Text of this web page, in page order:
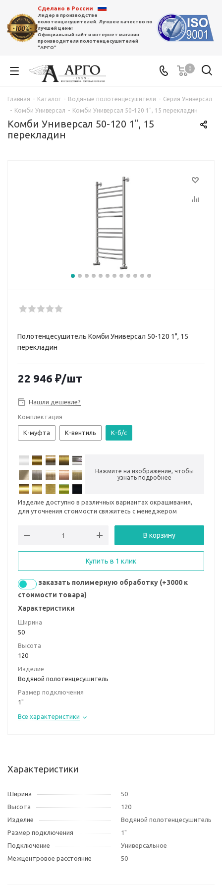
Сделано в России
Лидер в производстве
полотенцесушителей. Лучшее качество по
лучшей цене!
Официальный сайт и интернет магазин
производителя полотенцесушителей
"АРГО"
0
Главная - Каталог - Водяные полотенцесушители - Серия Универсал
- Комби Универсал - Комби Универсал 50-120 1", 15 перекладин
Комби Универсал 50-120 1", 15
перекладин
Полотенцесушитель Комби Универсал 50-120 1", 15
перекладин
22 946 ₽/шт
Нашли дешевле?
Комплектация
К-муфта К-вентиль К-б/с
Нажмите на изображение, чтобы
узнать подробнее
Изделие доступно в различных вариантах окрашивания,
для уточнения стоимости свяжитесь с менеджером
В корзину
Купить в 1 клик
заказать полимерную обработку (+3000 к
стоимости товара)
Характеристики
Ширина
50
Высота
120
Изделие
Водяной полотенцесушитель
Размер подключения
1"
Все характеристики
Характеристики
Ширина
50
Высота
120
Изделие
Водяной полотенцесушитель
Размер подключения
1"
Подключение
Универсальное
Межцентровое расстояние
50